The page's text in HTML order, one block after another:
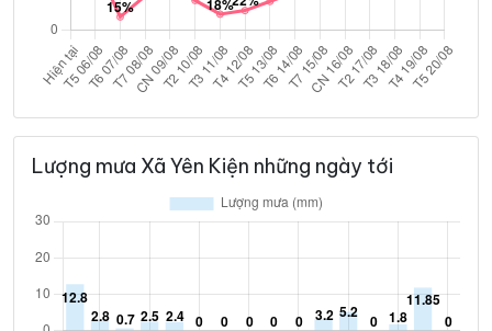
Lượng mưa Xã Yên Kiện những ngày tới